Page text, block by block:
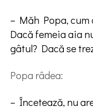
– Măh Popa, cum
Dacă femeia aia
gâtul? Dacă se
Popa râdea:
– Încetează, nu